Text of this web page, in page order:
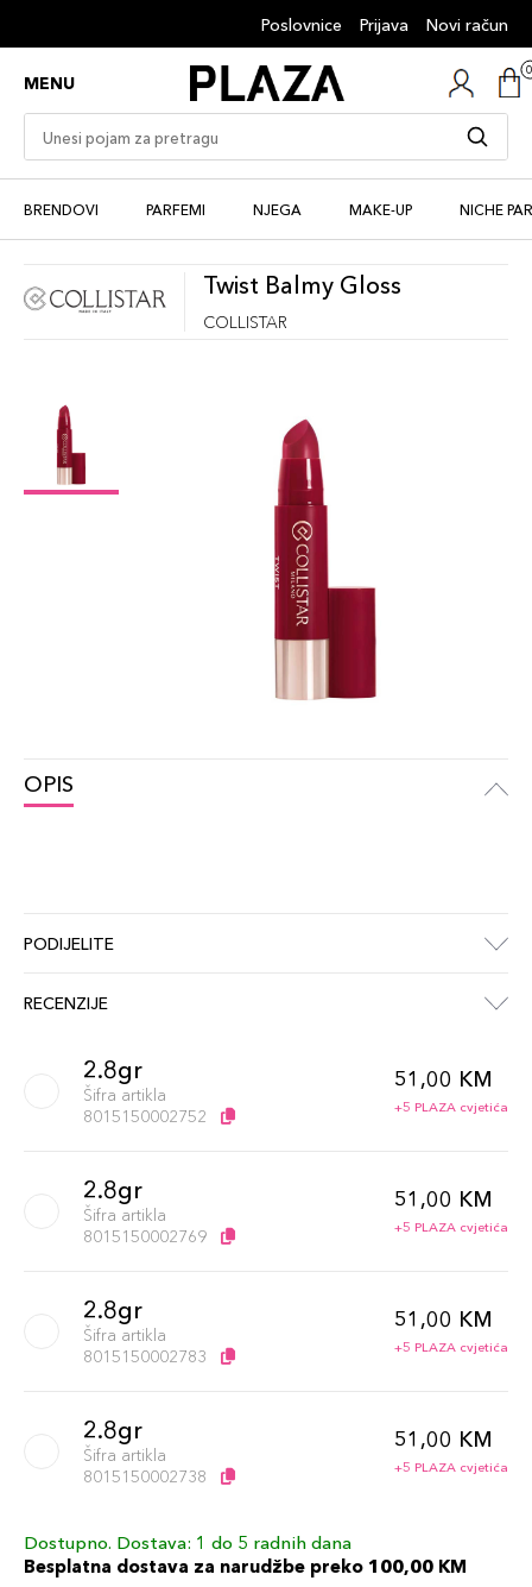
Poslovnice Prijava Novi račun
MENU
BRENDOVI PARFEMI NJEGA MAKE-UP NICHE
Twist Balmy Gloss
COLLISTAR
OPIS
PODIJELITE
RECENZIJE
2.8gr
Šifra artikla
8015150002752
51,00 KM
+5 PLAZA cvjetića
2.8gr
Šifra artikla
8015150002769
51,00 KM
+5 PLAZA cvjetića
2.8gr
Šifra artikla
8015150002783
51,00 KM
+5 PLAZA cvjetića
2.8gr
Šifra artikla
8015150002738
51,00 KM
+5 PLAZA cvjetića
2.8gr
Šifra artikla
51,00 KM
Dostupno. Dostava: 1 do 5 radnih dana
Besplatna dostava za narudžbe preko 100,00 KM